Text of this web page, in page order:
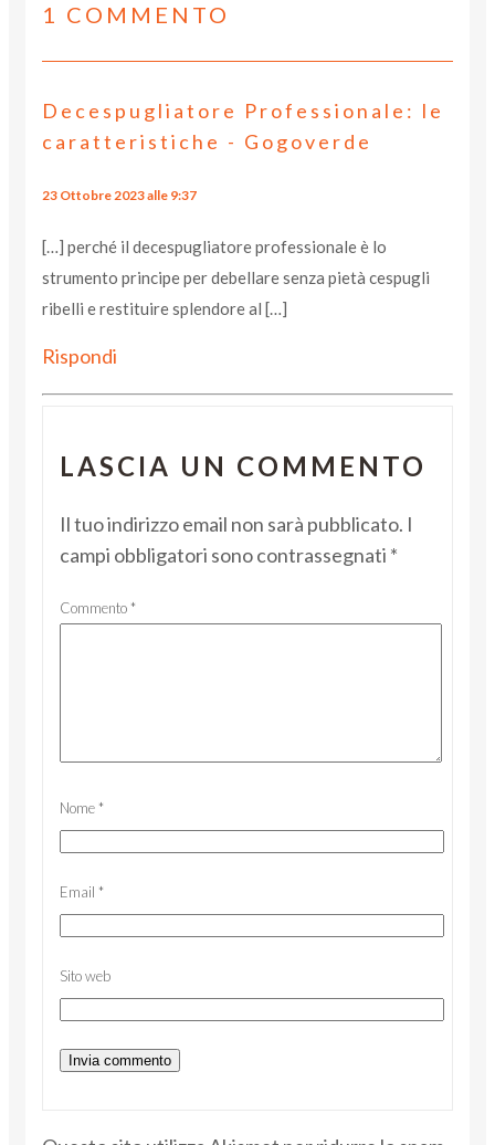
1 COMMENTO
Decespugliatore Professionale: le
caratteristiche - Gogoverde
23 Ottobre 2023 alle 9:37
[…] perché il decespugliatore professionale è lo
strumento principe per debellare senza pietà cespugli
ribelli e restituire splendore al […]
Rispondi
LASCIA UN COMMENTO
Il tuo indirizzo email non sarà pubblicato. I
campi obbligatori sono contrassegnati *
Commento *
Nome *
Email *
Sito web